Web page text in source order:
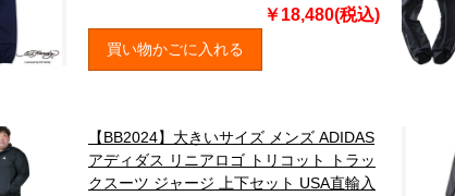
￥18,480(税込)
買い物かごに入れる
【BB2024】大きいサイズ メンズ ADIDAS
アディダス リニアロゴ トリコット トラッ
クスーツ ジャージ 上下セット USA直輸入